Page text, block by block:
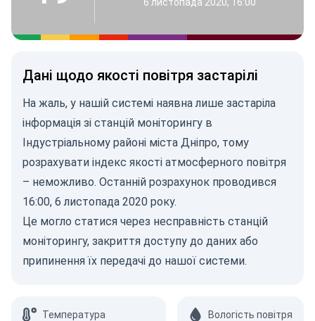
Дані щодо якості повітря застарілі
На жаль, у нашій системі наявна лише застаріла
інформація зі станцій моніторингу в
Індустріальному районі міста Дніпро, тому
розрахувати індекс якості атмосферного повітря
– неможливо. Останній розрахунок проводився
16:00, 6 листопада 2020 року.
Це могло статися через несправність станцій
моніторингу, закриття доступу до даних або
припинення їх передачі до нашої системи.
Температура Вологість повітря